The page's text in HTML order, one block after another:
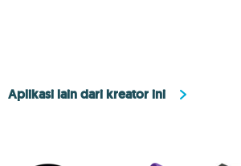
Aplikasi lain dari kreator ini